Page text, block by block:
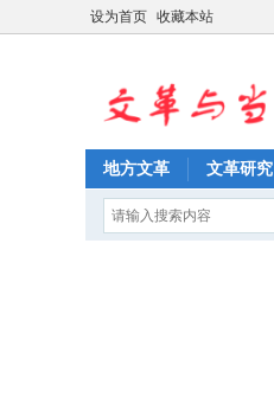
设为首页 收藏本站
地方文革 文革研究